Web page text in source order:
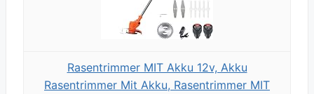
Rasentrimmer MIT Akku 12v, Akku
Rasentrimmer Mit Akku, Rasentrimmer MIT